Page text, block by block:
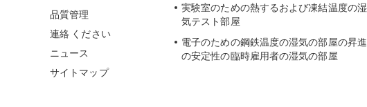
品質管理
連絡 ください
ニュース
サイトマップ
実験室のための熱するおよび凍結温度の湿
気テスト部屋
電子のための鋼鉄温度の湿気の部屋の昇進
の安定性の臨時雇用者の湿気の部屋